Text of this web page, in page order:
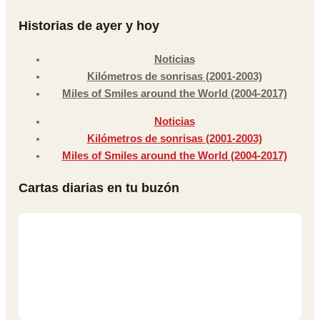
Historias de ayer y hoy
Noticias
Kilómetros de sonrisas (2001-2003)
Miles of Smiles around the World (2004-2017)
Noticias
Kilómetros de sonrisas (2001-2003)
Miles of Smiles around the World (2004-2017)
Cartas diarias en tu buzón